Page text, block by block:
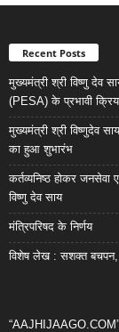
Recent Posts
मुख्यमंत्री श्री विष्णु देव
(PESA) के प्रभावी
मुख्यमंत्री श्री विष्णुदेव
का हुआ शुभारंभ
कर्तव्यनिष्ठ होकर
विष्णु देव साय
मंत्रिपरिषद के निर्णय
विशेष लेख : सशक्त बचपन,